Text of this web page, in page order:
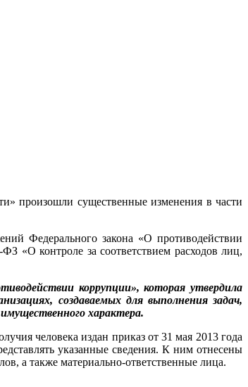
произошли существенные изменения в части
Федерального закона «О противодействии
«О контроле за соответствием расходов лиц,
коррупции», которая утвердила
создаваемых для выполнения задач,
характера.
человека издан приказ от 31 мая 2013 года
указанные сведения. К ним отнесены
а также материально-ответственные лица.